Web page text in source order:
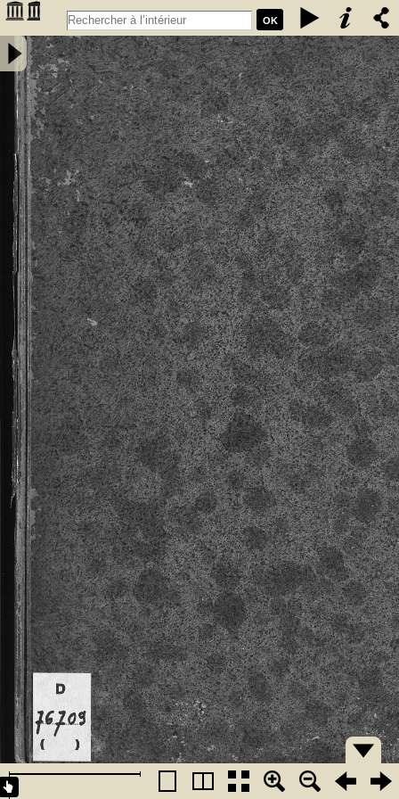
OK
Privilèges, franchises, et libertés, sous lesquels sont régis &
gouvernez les bourgeois, manans & habitans de la ville,... de
Cadillac, à eux concedez & ratifiez successivement. Par messires
Jean de Grailli, Pierre de Grailli, Archambaut comte de Foix, Gaston
de Foix ... années 1280. 1315. 1366. 1400. 1494. 1495. & 1517 -